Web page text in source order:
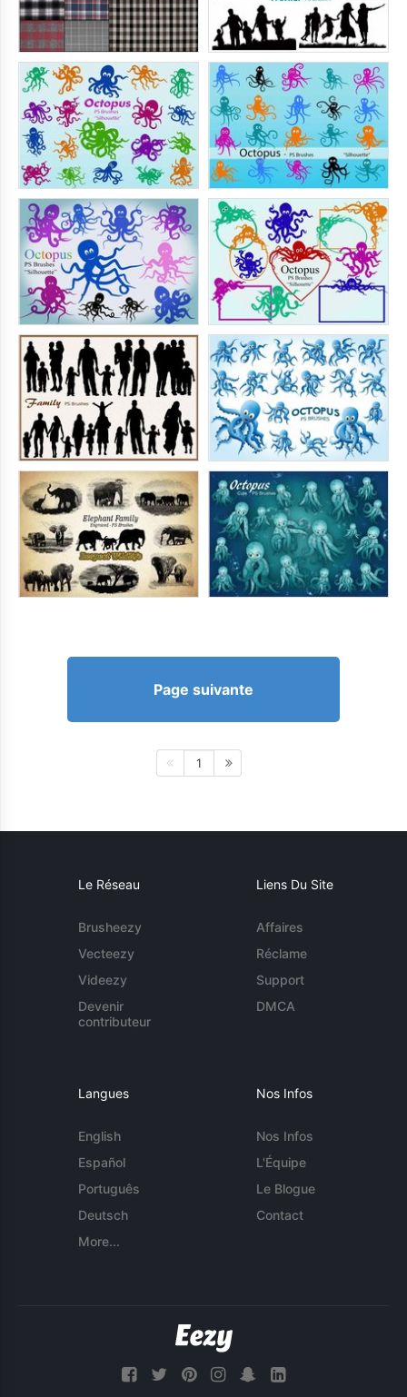
Page suivante
1
Le Réseau
Brusheezy
Vecteezy
Videezy
Devenir
contributeur
Liens Du Site
Affaires
Réclame
Support
DMCA
Langues
English
Español
Português
Deutsch
More...
Nos Infos
Nos Infos
L'Équipe
Le Blogue
Contact